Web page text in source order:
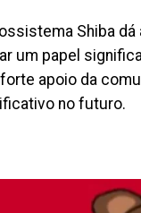
Shiba
um papel
apoio da
no futuro.